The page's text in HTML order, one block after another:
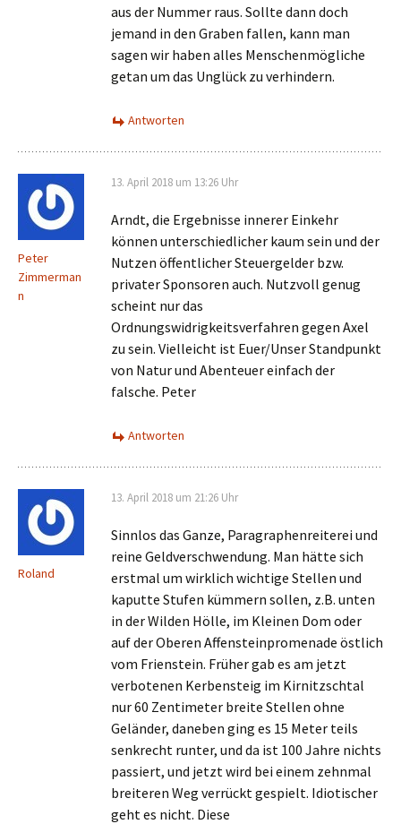
aus der Nummer raus. Sollte dann doch
jemand in den Graben fallen, kann man
sagen wir haben alles Menschenmögliche
getan um das Unglück zu verhindern.
Antworten
Peter
Zimmerman
n
13. April 2018 um 13:26 Uhr
Arndt, die Ergebnisse innerer Einkehr
können unterschiedlicher kaum sein und der
Nutzen öffentlicher Steuergelder bzw.
privater Sponsoren auch. Nutzvoll genug
scheint nur das
Ordnungswidrigkeitsverfahren gegen Axel
zu sein. Vielleicht ist Euer/Unser Standpunkt
von Natur und Abenteuer einfach der
falsche. Peter
Antworten
Roland
13. April 2018 um 21:26 Uhr
Sinnlos das Ganze, Paragraphenreiterei und
reine Geldverschwendung. Man hätte sich
erstmal um wirklich wichtige Stellen und
kaputte Stufen kümmern sollen, z.B. unten
in der Wilden Hölle, im Kleinen Dom oder
auf der Oberen Affensteinpromenade östlich
vom Frienstein. Früher gab es am jetzt
verbotenen Kerbensteig im Kirnitzschtal
nur 60 Zentimeter breite Stellen ohne
Geländer, daneben ging es 15 Meter teils
senkrecht runter, und da ist 100 Jahre nichts
passiert, und jetzt wird bei einem zehnmal
breiteren Weg verrückt gespielt. Idiotischer
geht es nicht. Diese